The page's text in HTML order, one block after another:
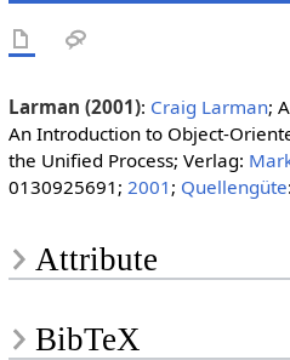
Larman (2001): Craig Larman;
An Introduction to Object-
the Unified Process; Verlag:
0130925691; 2001 ; Quellengüte
Attribute
BibTeX